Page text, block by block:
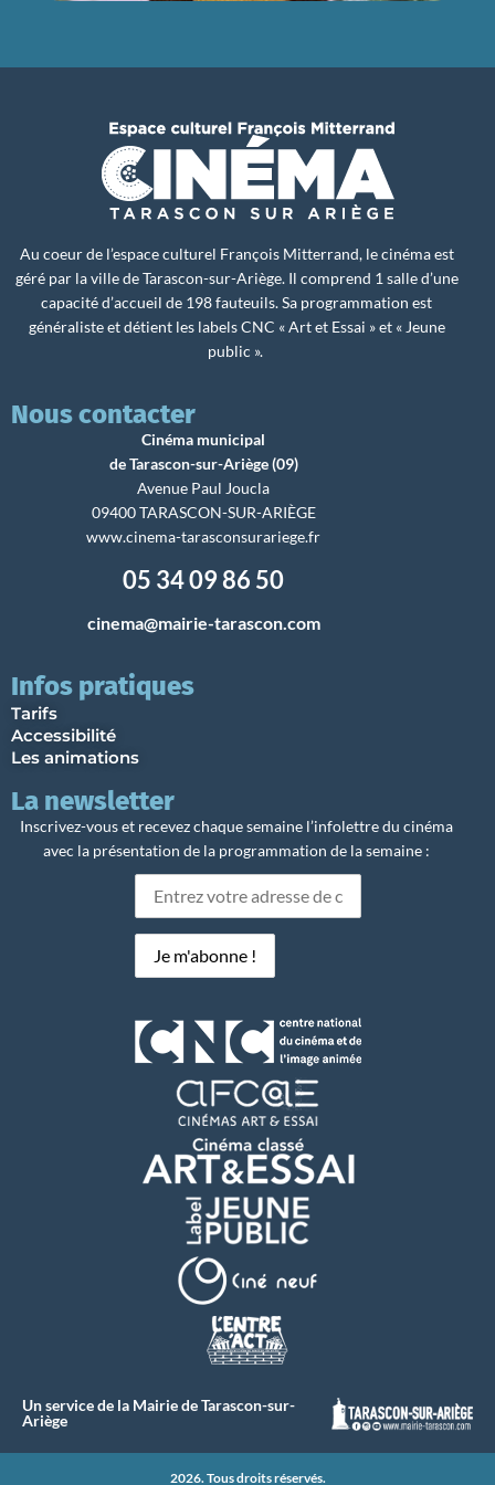
Au coeur de l’espace culturel François Mitterrand, le cinéma est
géré par la ville de Tarascon-sur-Ariège. Il comprend 1 salle d’une
capacité d’accueil de 198 fauteuils. Sa programmation est
généraliste et détient les labels CNC « Art et Essai » et « Jeune
public ».
Nous contacter
Cinéma municipal
de Tarascon-sur-Ariège (09)
Avenue Paul Joucla
09400 TARASCON-SUR-ARIÈGE
www.cinema-tarasconsurariege.fr
05 34 09 86 50
cinema@mairie-tarascon.com
Infos pratiques
Tarifs
Accessibilité
Les animations
La newsletter
Inscrivez-vous et recevez chaque semaine l’infolettre du cinéma
avec la présentation de la programmation de la semaine :
Un service de la Mairie de Tarascon-sur-
Ariège
2026. Tous droits réservés.